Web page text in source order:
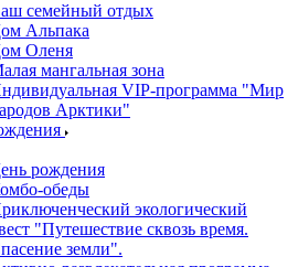
семейный отдых
Альпака
Оленя
мангальная зона
VIP-программа "Мир
Арктики"
рождения
обеды
экологический
"Путешествие сквозь время.
земли".